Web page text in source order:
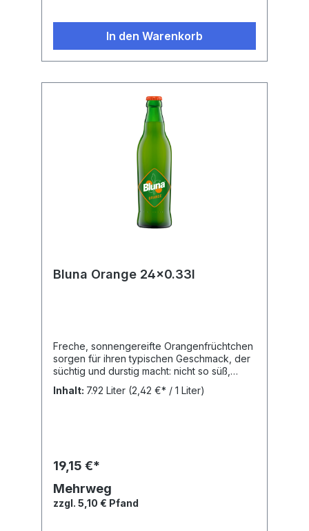
In den Warenkorb
Bluna Orange 24x0.33l
Freche, sonnengereifte Orangenfrüchtchen
sorgen für ihren typischen Geschmack, der
süchtig und durstig macht: nicht so süß,
sondern fruchtig-frisch. Einfach irrsinnig
gut.Nährwertangaben: Brennwert: 184 kJ,
Orangenaroma mit anderen natürlichen
Aromen, Orangenextrakt,
Antioxidationsmittel Ascorbinsäure,
Stabilisator Johannisbrotkernmehl, Farbstoff
Inhalt: 7.92 Liter (2,42 €* / 1 Liter)
19,15 €*
Mehrweg
zzgl. 5,10 € Pfand